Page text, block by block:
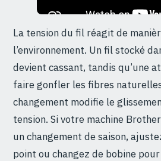
La tension du fil réagit de
l’environnement. Un fil stocké
devient cassant, tandis qu’une
faire gonfler les fibres
changement modifie le
tension. Si votre machine
un changement de saison,
point ou changez de bobine